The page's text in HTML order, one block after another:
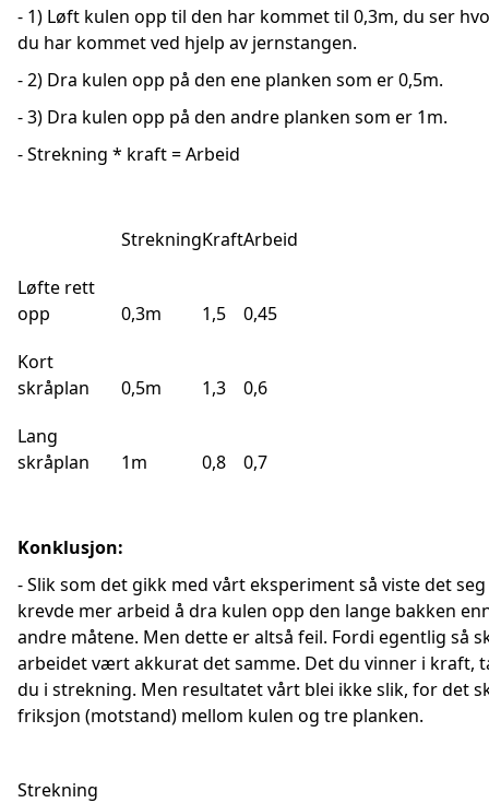
- 1) Løft kulen opp til den har kommet til 0,3m, du ser
du har kommet ved hjelp av jernstangen.
- 2) Dra kulen opp på den ene planken som er 0,5m.
- 3) Dra kulen opp på den andre planken som er 1m.
- Strekning * kraft = Arbeid
StrekningKraftArbeid
Løfte rett
opp
0,3m 1,5
0,45
Kort
skråplan
0,5m 1,3
0,6
Lang
skråplan
1m 0,8 0,7
Konklusjon:
- Slik som det gikk med vårt eksperiment så viste det
krevde mer arbeid å dra kulen opp den lange bakken
andre måtene. Men dette er altså feil. Fordi egentlig så
arbeidet vært akkurat det samme. Det du vinner i kraft,
du i strekning. Men resultatet vårt blei ikke slik, for det
friksjon (motstand) mellom kulen og tre planken.
Strekning